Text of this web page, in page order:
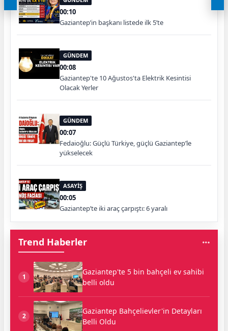
00:10
Gaziantep’in başkanı listede ilk 5’te
GÜNDEM
00:08
Gaziantep'te 10 Ağustos'ta Elektrik Kesintisi
Olacak Yerler
GÜNDEM
00:07
Fedaioğlu: Güçlü Türkiye, güçlü Gaziantep’le
yükselecek
ASAYİŞ
00:05
Gaziantep’te iki araç çarpıştı: 6 yaralı
Trend Haberler
1
Gaziantep'te 5 bin bahçeli ev sahibi
belli oldu
2
Gaziantep Bahçelievler'in Detayları
Belli Oldu